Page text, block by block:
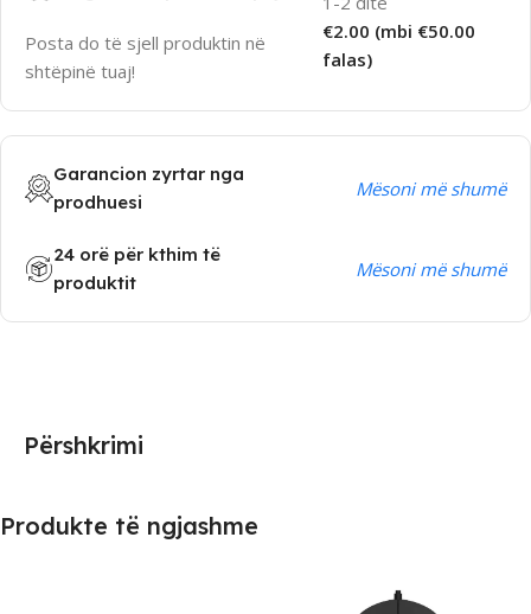
Posta do të sjell produktin në
shtëpinë tuaj!
€2.00 (mbi €50.00
falas)
Garancion zyrtar nga
prodhuesi
Mësoni më shumë
24 orë për kthim të
produktit
Mësoni më shumë
Përshkrimi
Produkte të ngjashme